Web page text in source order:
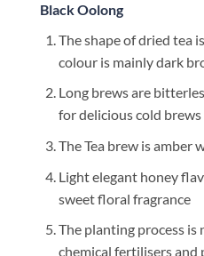
Black Oolong
The shape of dried tea
colour is mainly dark
Long brews are
for delicious cold brews
The Tea brew is amber
Light elegant honey
sweet floral fragrance
The planting process
chemical fertilisers and